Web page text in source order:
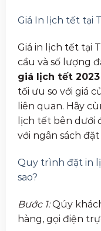
Giá In lịch tết tại
Giá in lịch tết tại
cầu và số lượng
giá lịch tết 2023
tối ưu so với giá
liên quan. Hãy
lịch tết bên dưới
với ngân sách đặt
Quy trình đặt in
sao?
Bước 1:Qúy
hàng, gọi điện